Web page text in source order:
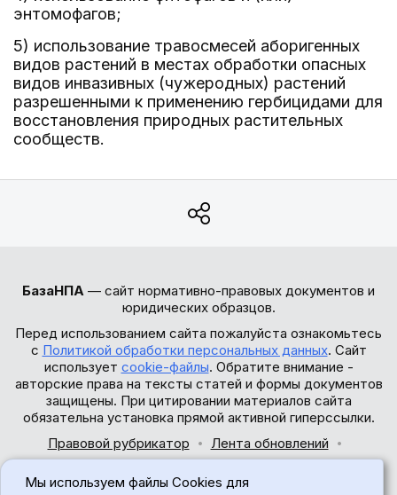
энтомофагов;
5) использование травосмесей аборигенных
видов растений в местах обработки опасных
видов инвазивных (чужеродных) растений
разрешенными к применению гербицидами для
восстановления природных растительных
сообществ.
БазаНПА — сайт нормативно-правовых документов и
юридических образцов.
Перед использованием сайта пожалуйста ознакомьтесь
с Политикой обработки персональных данных. Сайт
использует cookie-файлы. Обратите внимание -
авторские права на тексты статей и формы документов
защищены. При цитировании материалов сайта
обязательна установка прямой активной гиперссылки.
Правовой рубрикатор
Лента обновлений
Мы используем файлы Cookies для